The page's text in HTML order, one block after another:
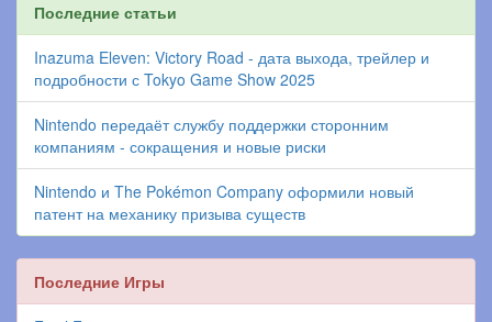
Последние статьи
Inazuma Eleven: Victory Road - дата выхода, трейлер и
подробности с Tokyo Game Show 2025
Nintendo передаёт службу поддержки сторонним
компаниям - сокращения и новые риски
Nintendo и The Pokémon Company оформили новый
патент на механику призыва существ
Последние Игры